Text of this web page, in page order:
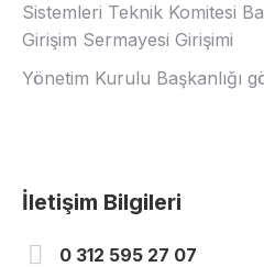
Sistemleri Teknik Komitesi
Girişim Sermayesi Girişimi
Yönetim Kurulu Başkanlığı
İletişim Bilgileri
0 312 595 27 07